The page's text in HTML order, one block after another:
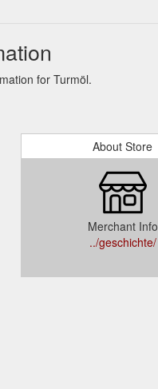
for Turmöl.
About Store
Merchant Info
../geschichte/